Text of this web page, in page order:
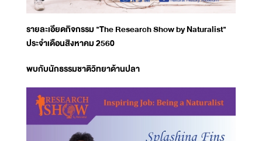
รายละเอียดกิจกรรม "The Research Show by Naturalist"
ประจำเดือนสิงหาคม 2560
พบกับนักธรรมชาติวิทยาด้านปลา